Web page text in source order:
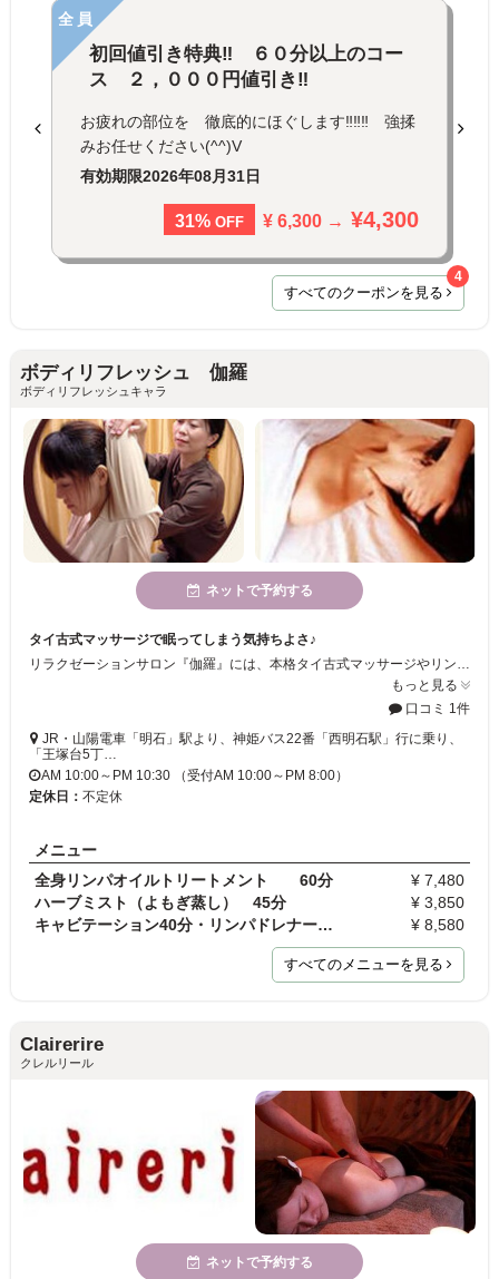
全員
初回値引き特典‼ ６０分以上のコー
ス ２，０００円値引き‼
お疲れの部位を 徹底的にほぐします‼‼‼ 強揉
みお任せください(^^)V
有効期限2026年08月31日
31% OFF ¥ 6,300 → ¥4,300
すべてのクーポンを見る
4
ボディリフレッシュ 伽羅
ボディリフレッシュキャラ
ネットで予約する
タイ古式マッサージで眠ってしまう気持ちよさ♪
リラクゼーションサロン『伽羅』には、本格タイ古式マッサージやリンパオイルトリートメント、味わい深いアジアンテイストの内装など、お客様のリラックス空間のため全力を尽くしております！
もっと見る
口コミ 1件
JR・山陽電車「明石」駅より、神姫バス22番「西明石駅」行に乗り、
「王塚台5丁…
AM 10:00～PM 10:30 （受付AM 10:00～PM 8:00）
定休日： 不定休
メニュー
全身リンパオイルトリートメント 60分
¥ 7,480
ハーブミスト（よもぎ蒸し） 45分
¥ 3,850
キャビテーション40分・リンパドレナージュ30分
¥ 8,580
すべてのメニューを見る
Clairerire
クレルリール
ネットで予約する